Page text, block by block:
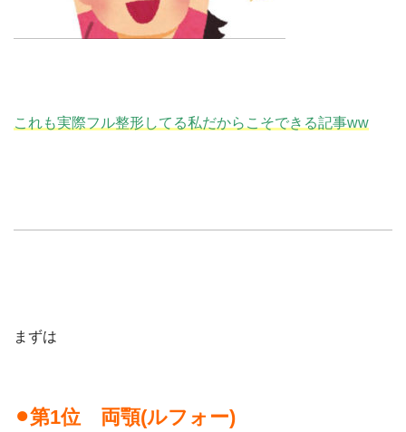
これも実際フル整形してる私だからこそできる記事ww
まずは
⚫︎第1位 両顎(ルフォー)